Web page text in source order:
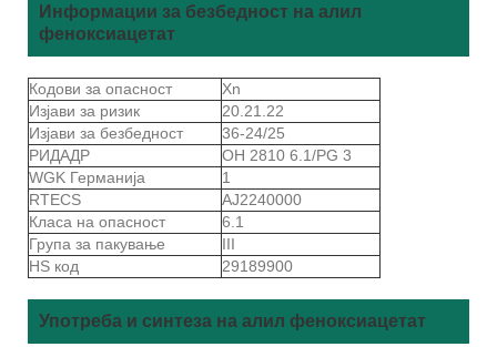
Информации за безбедност на алил
феноксиацетат
Кодови за опасност
Xn
Изјави за ризик
20.21.22
Изјави за безбедност
36-24/25
РИДАДР
ОН 2810 6.1/PG 3
WGK Германија
1
RTECS
AJ2240000
Класа на опасност
6.1
Група за пакување
III
HS код
29189900
Употреба и синтеза на алил феноксиацетат